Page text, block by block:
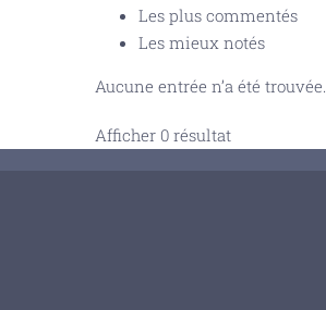
Les plus commentés
Les mieux notés
Aucune entrée n’a été trouvée.
Afficher 0 résultat